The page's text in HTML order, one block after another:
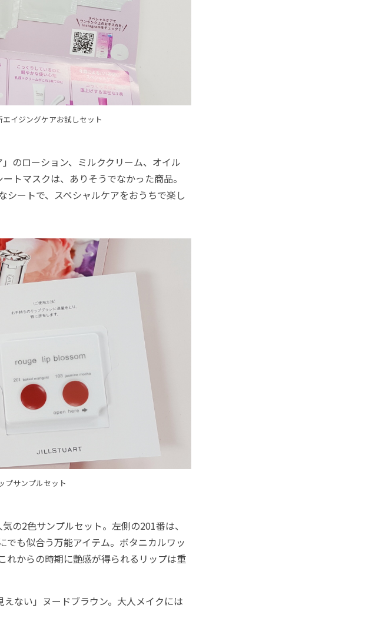
イジングケアお試しセット
のローション、ミルククリーム、オイル
トマスクは、ありそうでなかった商品。
ートで、スペシャルケアをおうちで楽し
プサンプルセット
の2色サンプルセット。左側の201番は、
でも似合う万能アイテム。ボタニカルワッ
れからの時期に艶感が得られるリップは重
ない」ヌードブラウン。大人メイクには